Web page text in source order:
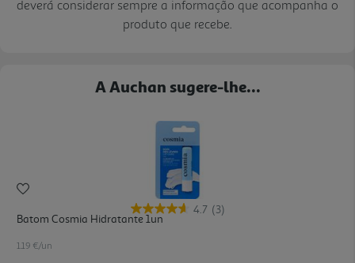
deverá considerar sempre a informação que acompanha o
produto que recebe.
A Auchan sugere-lhe...
4.7 (3)
Batom Cosmia Hidratante 1un
1.19 €/un